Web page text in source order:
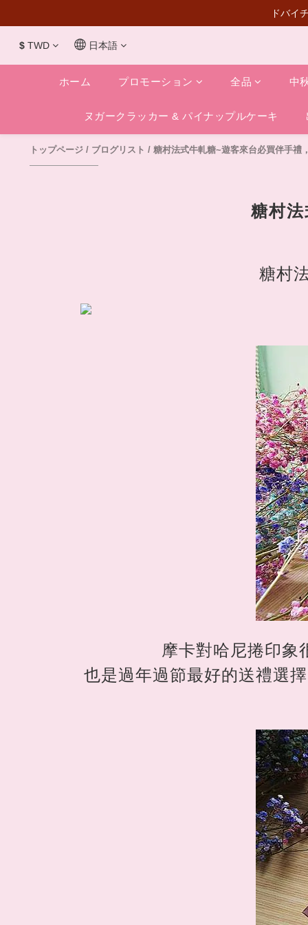
ドバイ
$ TWD 日本語
ホーム プロモーション 全品 中
ヌガークラッカー & パイナップルケーキ
トップページ / ブログリスト / 糖村法式牛軋糖~遊客來台必買伴手禮
糖村
糖村
摩卡對哈尼捲印
也是過年過節最好的送禮選